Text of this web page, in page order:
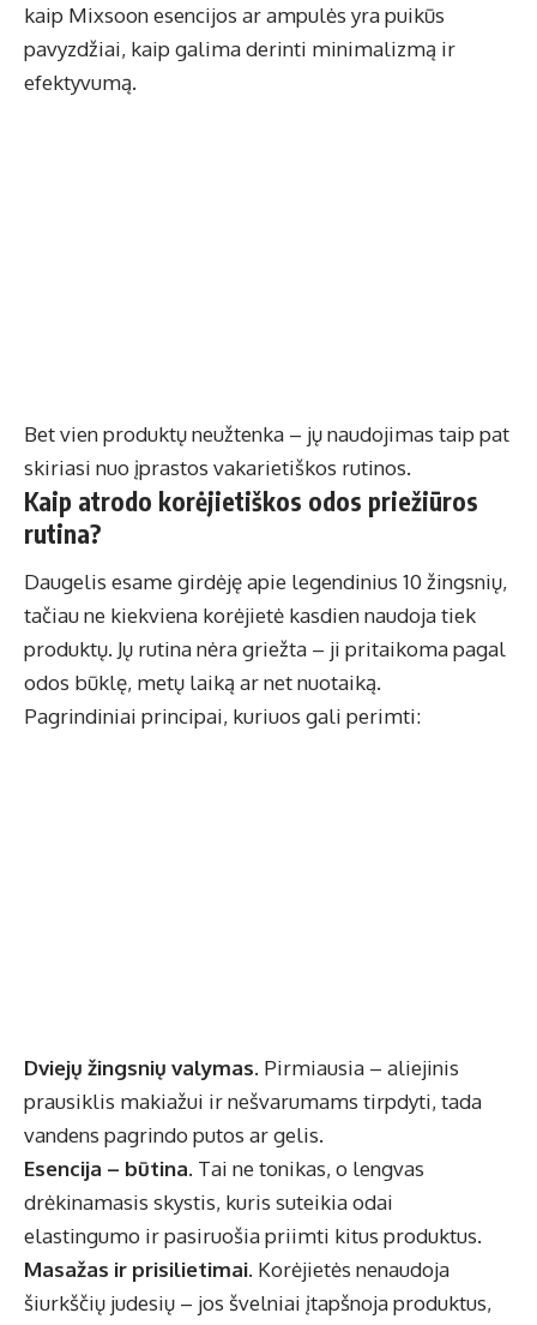
kaip Mixsoonesencijos ar ampulės yra puikūs
pavyzdžiai, kaip galima derinti minimalizmą ir
efektyvumą.
Bet vien produktų neužtenka – jų naudojimas taip pat
skiriasi nuo įprastos vakarietiškos rutinos.
Kaip atrodo korėjietiškos odos priežiūros
rutina?
Daugelis esame girdėję apie legendinius 10 žingsnių,
tačiau ne kiekviena korėjietė kasdien naudoja tiek
produktų. Jų rutina nėra griežta – ji pritaikoma pagal
odos būklę, metų laiką ar net nuotaiką.
Pagrindiniai principai, kuriuos gali perimti:
Dviejų žingsnių valymas. Pirmiausia – aliejinis
prausiklis makiažui ir nešvarumams tirpdyti, tada
vandens pagrindo putos ar gelis.
Esencija – būtina. Tai ne tonikas, o lengvas
drėkinamasis skystis, kuris suteikia odai
elastingumo ir pasiruošia priimti kitus produktus.
Masažas ir prisilietimai. Korėjietės nenaudoja
šiurkščių judesių – jos švelniai įtapšnoja produktus,